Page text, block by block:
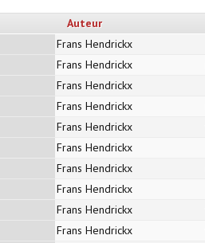
Auteur
Frans Hendrickx
Frans Hendrickx
Frans Hendrickx
Frans Hendrickx
Frans Hendrickx
Frans Hendrickx
Frans Hendrickx
Frans Hendrickx
Frans Hendrickx
Frans Hendrickx